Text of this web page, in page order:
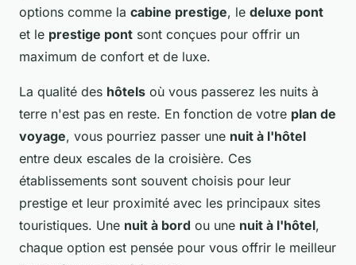
options comme la cabine prestige, le deluxe pont
et le prestige pont sont conçues pour offrir un
maximum de confort et de luxe.
La qualité des hôtels où vous passerez les nuits à
terre n'est pas en reste. En fonction de votre plan de
voyage, vous pourriez passer une nuit à l'hôtel
entre deux escales de la croisière. Ces
établissements sont souvent choisis pour leur
prestige et leur proximité avec les principaux sites
touristiques. Une nuit à bord ou une nuit à l'hôtel,
chaque option est pensée pour vous offrir le meilleur